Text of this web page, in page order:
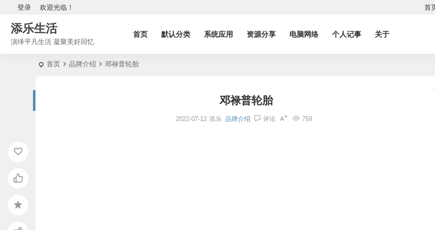
欢迎光临！
登录 首
添乐生活
演绎平凡生活 凝聚美好回忆
首页 默认分类 系统应用 资源分享 电脑网络 个人记事 关于
首页 品牌介绍 邓禄普轮胎
邓禄普轮胎
2022-07-12 添乐 品牌介绍 评论 759